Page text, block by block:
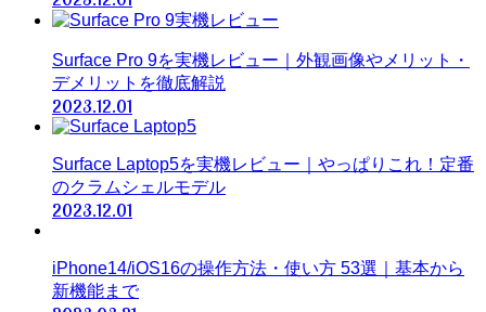
Surface Pro 9を実機レビュー｜外観画像やメリット・
デメリットを徹底解説
2023.12.01
Surface Laptop5を実機レビュー｜やっぱりこれ！定番
のクラムシェルモデル
2023.12.01
iPhone14/iOS16の操作方法・使い方 53選｜基本から
新機能まで